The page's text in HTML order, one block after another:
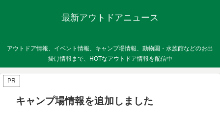
最新アウトドアニュース
アウトドア情報、イベント情報、キャンプ場情報、動物園・水族館などのお出
掛け情報まで、HOTなアウトドア情報を配信中
PR
キャンプ場情報を追加しました